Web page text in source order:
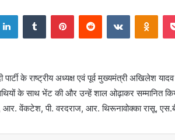
LinkedInTumblr PinterestReddit VKontakte
पार्टी के राष्ट्रीय अध्यक्ष एवं पूर्व मुख्यमंत्री अखिलेश
के साथ भेंट की और उन्हें शाल ओढ़ाकर सम्मानित
आर. वेंकटेश, पी. वरदराज, आर. थिरूनावोक्का रासू,